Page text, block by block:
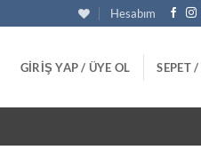
Hesabım
GIRIŞ YAP / ÜYE OL SEPET /